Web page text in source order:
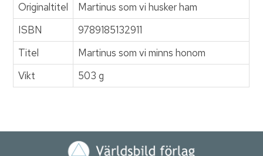
Originaltitel
Martinus som vi husker ham
ISBN
9789185132911
Titel
Martinus som vi minns honom
Vikt
503 g